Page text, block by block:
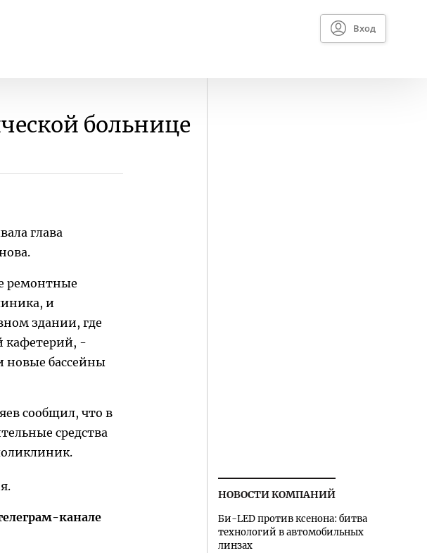
Вход
больнице
глава
ремонтные
и
здании, где
кафетерий, -
новые бассейны
сообщил, что в
средства
канале
НОВОСТИ КОМПАНИЙ
Би-LED против ксенона: битва
технологий в автомобильных
линзах